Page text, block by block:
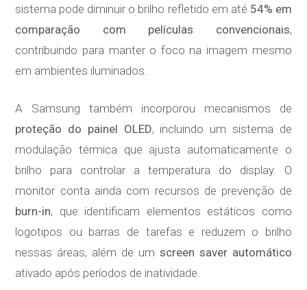
sistema pode diminuir o brilho refletido em até 54% em
comparação com películas convencionais,
contribuindo para manter o foco na imagem mesmo
em ambientes iluminados.
A Samsung também incorporou mecanismos de
proteção do painel OLED, incluindo um sistema de
modulação térmica que ajusta automaticamente o
brilho para controlar a temperatura do display. O
monitor conta ainda com recursos de prevenção de
burn-in, que identificam elementos estáticos como
logotipos ou barras de tarefas e reduzem o brilho
nessas áreas, além de um screen saver automático
ativado após períodos de inatividade.